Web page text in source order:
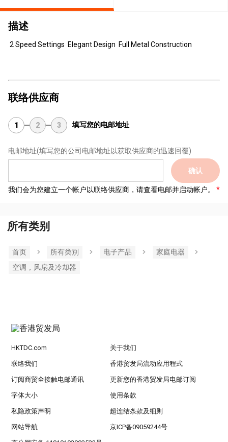
描述
2 Speed Settings Elegant Design Full Metal Construction
联络供应商
1 2 3 填写您的电邮地址
电邮地址(填写您的公司电邮地址以获取供应商的迅速回覆)
确认
我们会为您建立一个帐户以联络供应商，请查看电邮并启动帐户。
所有类别
首页 所有类別 电子产品
家庭电器
空调，风扇及冷却器
HKTDC.com 关于我们
联络我们 香港贸发局流动应用程式
订阅商贸全接触电邮通讯 更新您的香港贸发局电邮订阅
字体大小 使用条款
私隐政策声明 超连结条款及细则
网站导航 京ICP备09059244号